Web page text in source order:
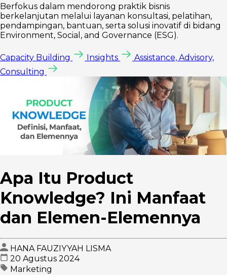
Berfokus dalam mendorong praktik bisnis
berkelanjutan melalui layanan konsultasi, pelatihan,
pendampingan, bantuan, serta solusi inovatif di bidang
Environment, Social, and Governance (ESG).
Capacity Building Insights
Assistance, Advisory,
Consulting
Apa Itu Product
Knowledge? Ini Manfaat
dan Elemen-Elemennya
HANA FAUZIYYAH LISMA
20 Agustus 2024
Marketing